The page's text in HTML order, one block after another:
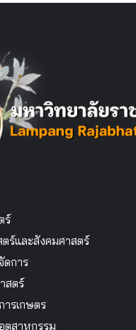
ร์
ร์และสังคมศาสตร์
การ
สตร์
ารเกษตร
ตสาหกรรม